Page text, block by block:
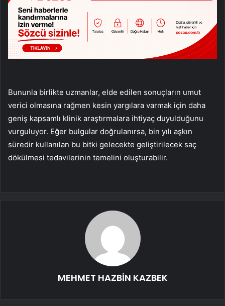
Bununla birlikte uzmanlar, elde edilen sonuçların umut
verici olmasına rağmen kesin yargılara varmak için daha
geniş kapsamlı klinik araştırmalara ihtiyaç duyulduğunu
vurguluyor. Eğer bulgular doğrulanırsa, bin yılı aşkın
süredir kullanılan bu bitki gelecekte geliştirilecek saç
dökülmesi tedavilerinin temelini oluşturabilir.
MEHMET HAZBİN KAZBEK